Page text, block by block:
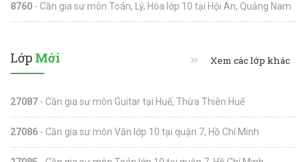
8760 - Cần gia sư môn Toán, Lý, Hóa lớp 10 tại Hội An, Quảng Nam
Lớp Mới Xem các lớp khác
27087 - Cần gia sư môn Guitar tại Huế, Thừa Thiên Huế
27086 - Cần gia sư môn Văn lớp 10 tại quận 7, Hồ Chí Minh